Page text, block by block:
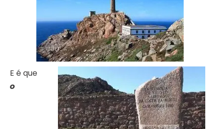
E é que
o